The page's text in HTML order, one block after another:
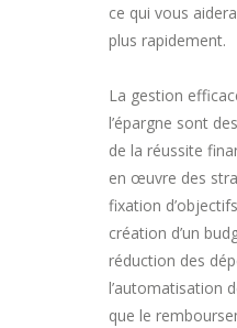
ce qui vous
plus rapidement.
La gestion
l’épargne sont
de la réussite
en œuvre des
fixation
création d’un
réduction des
l’automatisation
que le